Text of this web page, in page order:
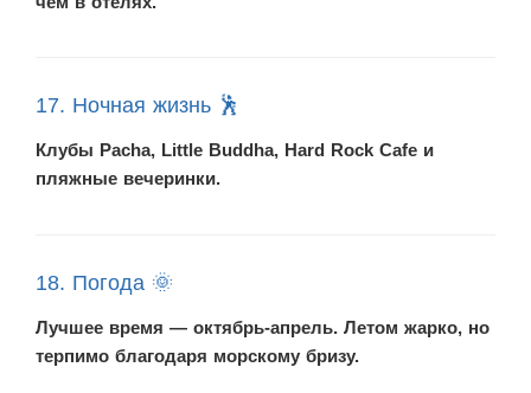
17. Ночная жизнь 🕺
Клубы Pacha, Little Buddha, Hard Rock Cafe и
пляжные вечеринки.
18. Погода 🌞
Лучшее время — октябрь-апрель. Летом жарко, но
терпимо благодаря морскому бризу.